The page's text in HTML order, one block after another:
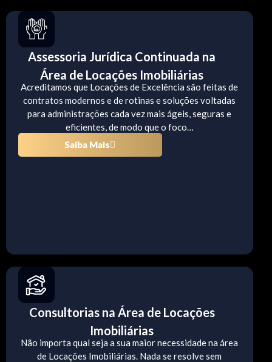
Assessoria Jurídica Continuada na
Área de Locações Imobiliárias
Acreditamos que Locações de Excelência são feitas de
contratos modernos e de rotinas e soluções voltadas
para administrações cada vez mais ágeis, seguras e
eficientes, de modo que o foco…
Saiba Mais
Consultorias na Área de Locações
Imobiliárias
Não importa qual seja a sua maior necessidade na área
de Locações Imobiliárias. Nada se resolve sem